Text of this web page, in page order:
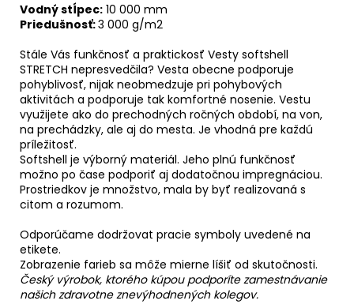
Vodný stĺpec: 10 000 mm
Priedušnosť:3 000 g/m2
Stále Vás funkčnosť a praktickosť Vesty softshell
STRETCH nepresvedčila? Vesta obecne podporuje
pohyblivosť, nijak neobmedzuje pri pohybových
aktivitách a podporuje tak komfortné nosenie. Vestu
využijete ako do prechodných ročných období, na von,
na prechádzky, ale aj do mesta. Je vhodná pre každú
príležitosť.
Softshell je výborný materiál. Jeho plnú funkčnosť
možno po čase podporiť aj dodatočnou impregnáciou.
Prostriedkov je množstvo, mala by byť realizovaná s
citom a rozumom.
Odporúčame dodržovat pracie symboly uvedené na
etikete.
Zobrazenie farieb sa môže mierne líšiť od skutočnosti.
Český výrobok, ktorého kúpou podporíte zamestnávanie
našich zdravotne znevýhodnených kolegov.